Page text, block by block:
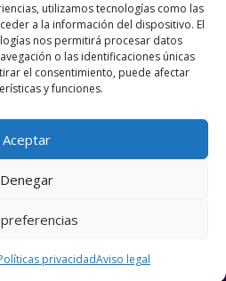
utilizamos tecnologías como las
a la información del dispositivo. El
nos permitirá procesar datos
o las identificaciones únicas
el consentimiento, puede afectar
y funciones.
Aceptar
Denegar
privacidadAviso legal
registro: CR/CO00242
de Córdoba en la
Cordobesa
© Casa rural «Lirio rural» |